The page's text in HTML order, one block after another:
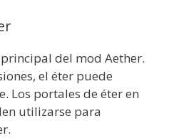
del mod Aether.
el éter puede
Los portales de éter en
utilizarse para